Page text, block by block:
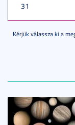
31
Kérjük válassza ki a